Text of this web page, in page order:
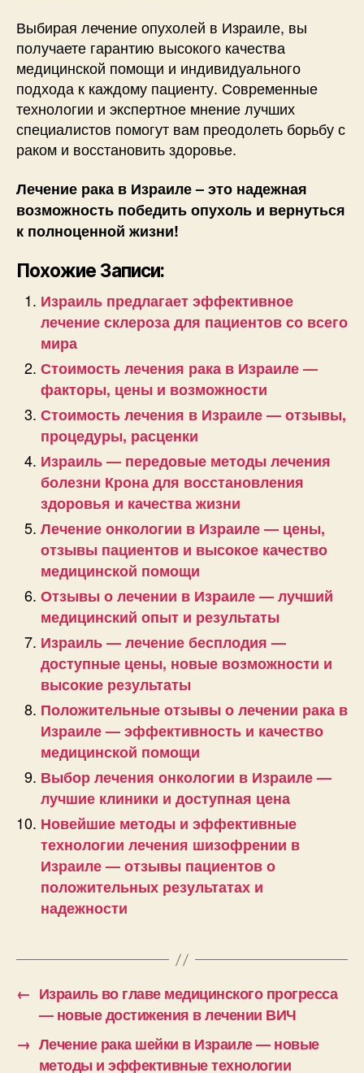
Выбирая лечение опухолей в Израиле, вы
получаете гарантию высокого качества
медицинской помощи и индивидуального
подхода к каждому пациенту. Современные
технологии и экспертное мнение лучших
специалистов помогут вам преодолеть борьбу с
раком и восстановить здоровье.
Лечение рака в Израиле – это надежная
возможность победить опухоль и вернуться
к полноценной жизни!
Похожие Записи:
Израиль предлагает эффективное
лечение склероза для пациентов со всего
мира
Стоимость лечения рака в Израиле —
факторы, цены и возможности
Стоимость лечения в Израиле — отзывы,
процедуры, расценки
Израиль — передовые методы лечения
болезни Крона для восстановления
здоровья и качества жизни
Лечение онкологии в Израиле — цены,
отзывы пациентов и высокое качество
медицинской помощи
Отзывы о лечении в Израиле — лучший
медицинский опыт и результаты
Израиль — лечение бесплодия —
доступные цены, новые возможности и
высокие результаты
Положительные отзывы о лечении рака в
Израиле — эффективность и качество
медицинской помощи
Выбор лечения онкологии в Израиле —
лучшие клиники и доступная цена
Новейшие методы и эффективные
технологии лечения шизофрении в
Израиле — отзывы пациентов о
положительных результатах и
надежности
← Израиль во главе медицинского прогресса
— новые достижения в лечении ВИЧ
→ Лечение рака шейки в Израиле — новые
методы и эффективные технологии